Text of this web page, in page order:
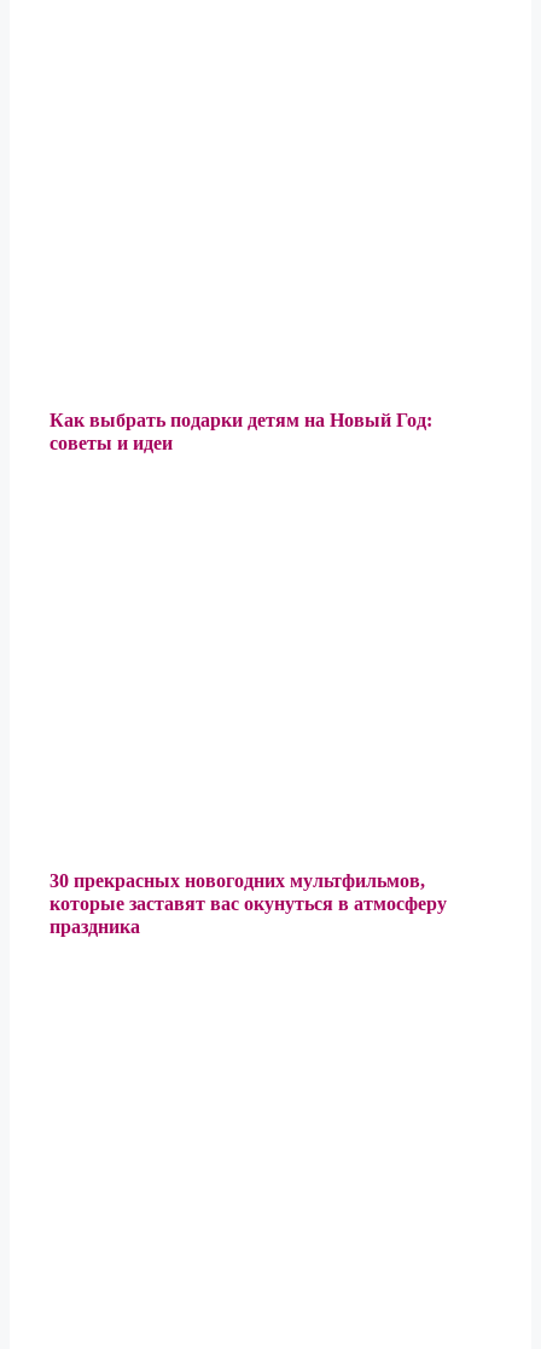
Как выбрать подарки детям на Новый Год:
советы и идеи
30 прекрасных новогодних мультфильмов,
которые заставят вас окунуться в атмосферу
праздника